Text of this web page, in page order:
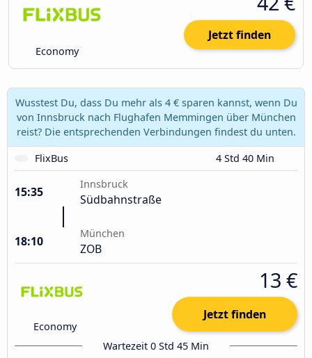
Economy
Jetzt finden
Wusstest Du, dass Du mehr als 4 € sparen kannst, wenn Du
von Innsbruck nach Flughafen Memmingen über München
reist? Die entsprechenden Verbindungen findest du unten.
FlixBus
4 Std 40 Min
15:35
Innsbruck
Südbahnstraße
18:10
München
ZOB
Economy
13 €
Jetzt finden
Wartezeit 0 Std 45 Min